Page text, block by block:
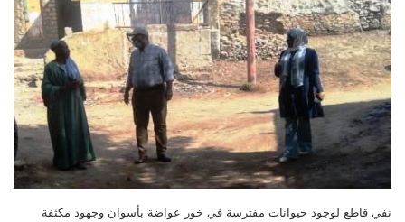
نفي قاطع لوجود حيوانات مفترسة في خور عواضة بأسوان وجهود مكثفة